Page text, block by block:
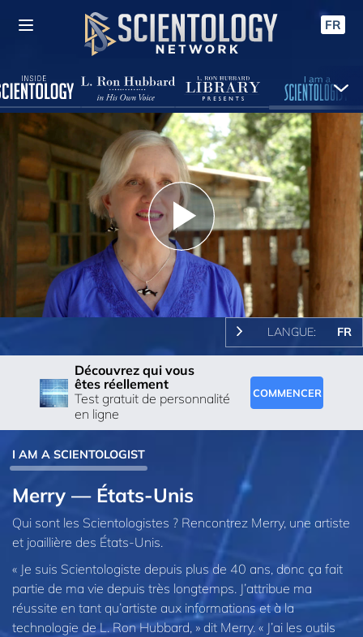
FR
Play
Video
LANGUE: FR
Découvrez qui vous
êtes réellement
Test gratuit de personnalité
en ligne
COMMENCER
I AM A SCIENTOLOGIST
Merry — États-Unis
Qui sont les Scientologistes ? Rencontrez Merry, une artiste
et joaillière des États-Unis.
« Je suis Scientologiste depuis plus de 40 ans, donc ça fait
partie de ma vie depuis très longtemps. J’attribue ma
réussite en tant qu’artiste aux informations et à la
technologie de L. Ron Hubbard, » dit Merry. « J’ai les outils